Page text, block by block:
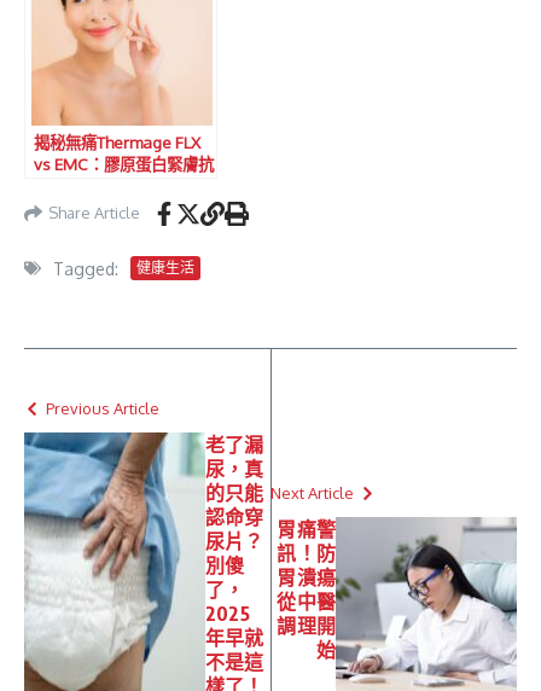
揭秘無痛Thermage FLX
vs EMC：膠原蛋白緊膚抗
Share Article
Tagged: 健康生活
Previous Article
老了漏
尿，真
的只能
認命穿
尿片？
別傻
了，
2025
年早就
不是這
樣了！
Next Article
胃痛警
訊！防
胃潰瘍
從中醫
調理開
始